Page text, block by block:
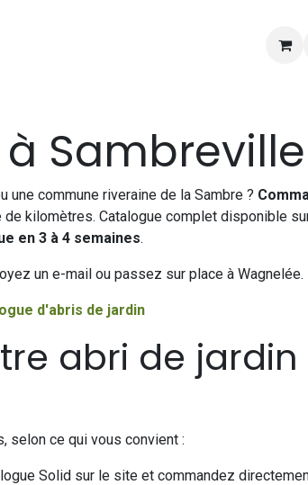
Sambreville
une commune riveraine de la Sambre ?
de kilomètres. Catalogue complet disponible
en 3 à 4 semaines.
un e-mail ou passez sur place à Wagnelée.
d'abris de jardin
abri de
selon ce qui vous convient :
Solid sur le site et commandez